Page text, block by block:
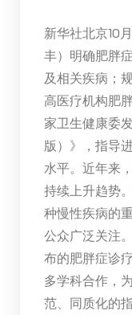
新华社北京10
丰）明确肥胖
及相关疾病；
高医疗机构肥
家卫生健康委
版）》，指导
水平。近年来
持续上升趋势
种慢性疾病的
公众广泛关注
布的肥胖症诊
多学科合作，
范、同质化的